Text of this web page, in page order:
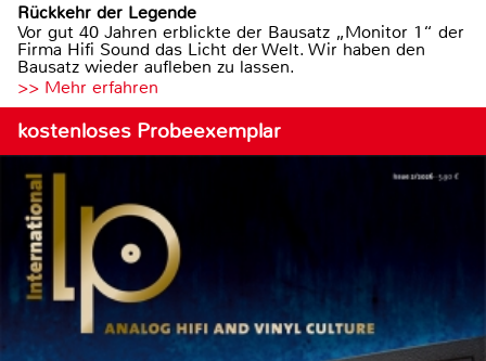
Rückkehr der Legende
Vor gut 40 Jahren erblickte der Bausatz „Monitor 1“ der
Firma Hifi Sound das Licht der Welt. Wir haben den
Bausatz wieder aufleben zu lassen.
>> Mehr erfahren
kostenloses Probeexemplar